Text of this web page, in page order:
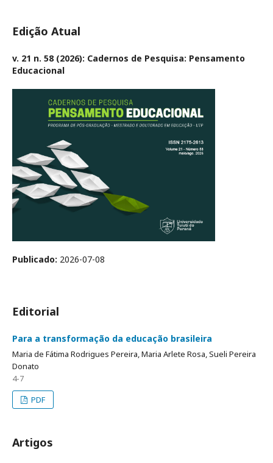
Edição Atual
v. 21 n. 58 (2026): Cadernos de Pesquisa: Pensamento
Educacional
Publicado: 2026-07-08
Editorial
Para a transformação da educação brasileira
Maria de Fátima Rodrigues Pereira, Maria Arlete Rosa, Sueli Pereira
Donato
4-7
PDF
Artigos